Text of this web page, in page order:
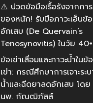
⚠️ ปวดข้อมือเรื้อรังจากกา
ของหนัก! รับมือภาวะเอ็นข้
อักเสบ (De Quervain’s
Tenosynovitis) ในวัย 40+
ข้อเข่าเสื่อมและภาวะน้ำในข้อ
เข่า: กรณีศึกษาการเจาะระ
น้ำและฉีดยาลดอักเสบ โดย
นพ. กัณฒิภัสส์